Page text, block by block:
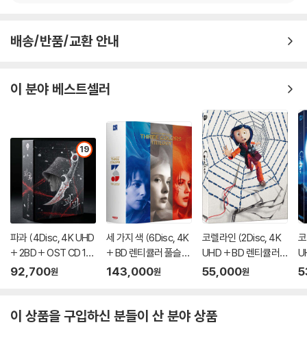
생할 수 있음을 알려드립니다.
디스크에 미세한 잔 흠집이 남아있거나 인쇄 면이 깨끗하지 않은 경우가
로 인한 반품/교환이 가능합니다.
※ 교환/반품 안내
1) 불량으로 인한 교환/반품 요청 시에는 불량 확인을 위해 개봉 시의 동영
상을 요청할 수 있으며, 동영상이 없는 경우 교환/반품이 제한될 수 있습니
다.
관련 사진과 동영상 및 재생 기기 모델명을 첨부하여 첨부하여 고객센터에
문의 바랍니다.
2) 사양 오인지, 오 구매, 변심 사유로의 반품은 제품 개봉 전에만 운임비
부담 후 처리 가능합니다.
택을 부탁드립니다.
배송/반품/교환 안내
이 분야 베스트셀러
19
파과 (4Disc, 4K UHD
+ 2BD + OST CD 15
00장 한정 스틸북 한정
92,700원
세 가지 색 (6Disc, 4K
+ BD 렌티큘러 풀슬립
트릴로지 박스 한정판)
143,000원
코렐라인 (2Disc, 4K
UHD + BD 렌티큘러
풀슬립 A Type 700장
55,000원
이 상품을 구입하신 분들이 산 분야 상품